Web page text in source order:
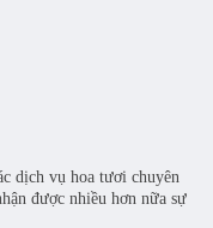
dịch vụ hoa tươi chuyên
được nhiều hơn nữa sự